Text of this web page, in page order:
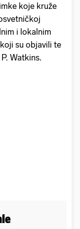
koje kruže
i lokalnim
su objavili te
Watkins.